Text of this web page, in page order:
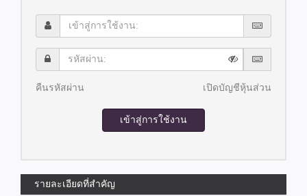
เข้า
สู่
การ
ใช้
รหัส
ผ่าน:
คืนรหัสผ่าน
เปิดบัญชีหุ้นส่วน
เข้าสู่การใช้งาน
รายละเอียดที่สำคัญ